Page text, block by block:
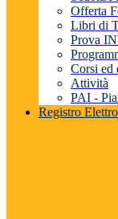
Offerta
Libri di
Prova
Corsi ed
Attività
PAI -
Registro